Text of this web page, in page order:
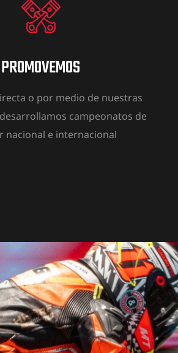
PROMOVEMOS
o por medio de nuestras
campeonatos de
nacional e internacional